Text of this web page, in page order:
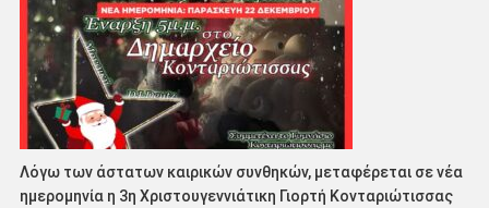
Λόγω των άστατων καιρικών συνθηκών, μεταφέρεται σε νέα
ημερομηνία η 3η Χριστουγεννιάτικη Γιορτή Κονταριώτισσας